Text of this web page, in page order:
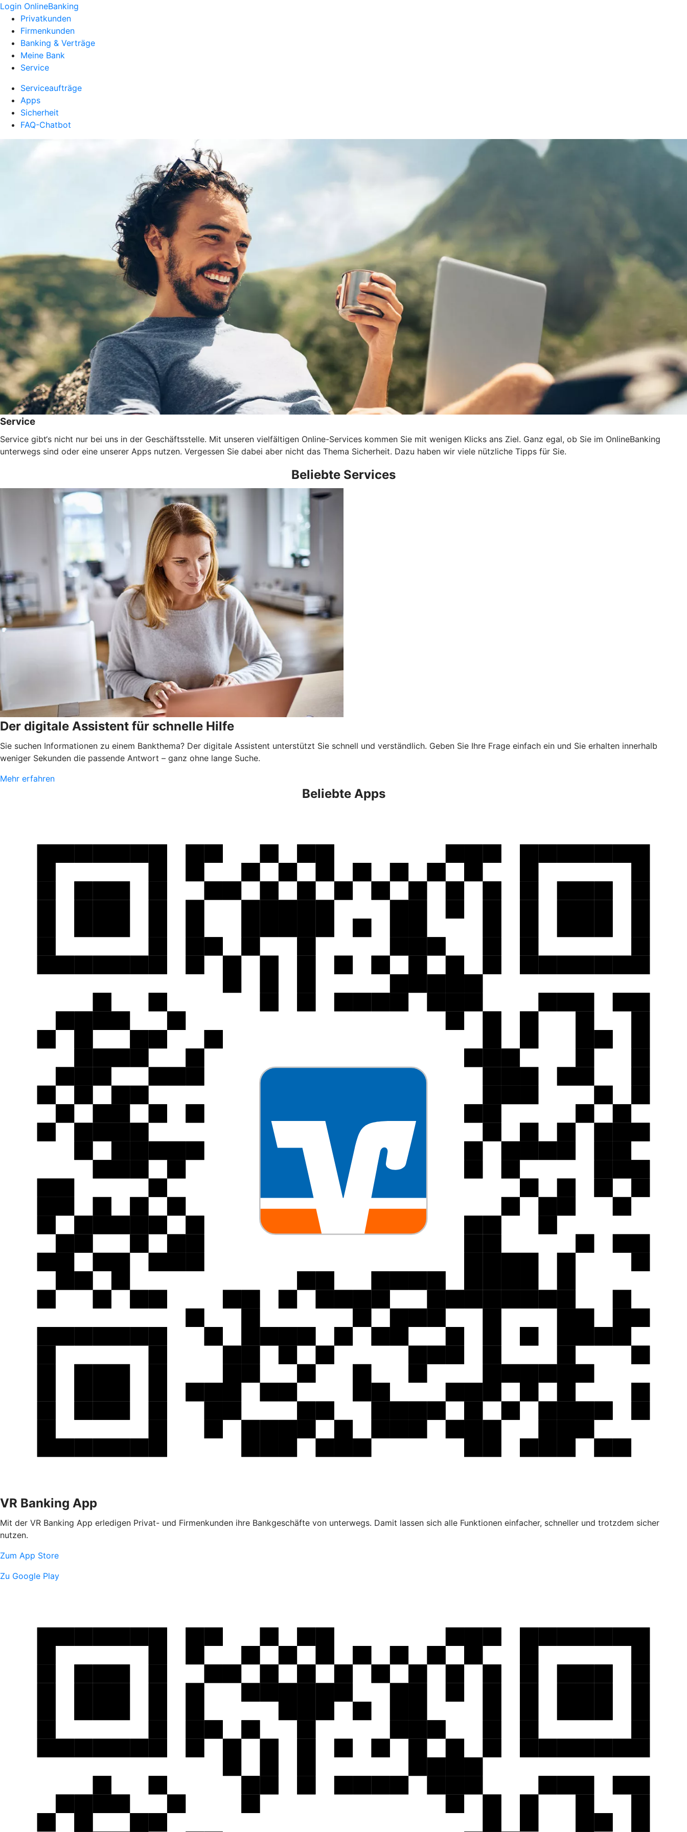
Login OnlineBanking
Privatkunden
Firmenkunden
Banking & Verträge
Meine Bank
Service
Serviceaufträge
Apps
Sicherheit
FAQ-Chatbot
Service
Service gibt‘s nicht nur bei uns in der Geschäftsstelle. Mit unseren vielfältigen Online-Services kommen Sie mit wenigen Klicks ans Ziel. Ganz egal, ob Sie im OnlineBanking
unterwegs sind oder eine unserer Apps nutzen. Vergessen Sie dabei aber nicht das Thema Sicherheit. Dazu haben wir viele nützliche Tipps für Sie.
Beliebte Services
Der digitale Assistent für schnelle Hilfe
Sie suchen Informationen zu einem Bankthema? Der digitale Assistent unterstützt Sie schnell und verständlich. Geben Sie Ihre Frage einfach ein und Sie erhalten innerhalb
weniger Sekunden die passende Antwort – ganz ohne lange Suche.
Mehr erfahren
Beliebte Apps
VR Banking App
Mit der VR Banking App erledigen Privat- und Firmenkunden ihre Bankgeschäfte von unterwegs. Damit lassen sich alle Funktionen einfacher, schneller und trotzdem sicher
nutzen.
Zum App Store
Zu Google Play